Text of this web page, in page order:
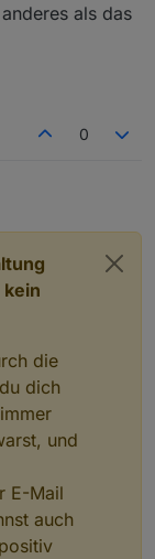
als das
0
die
dich
und
E-Mail
auch